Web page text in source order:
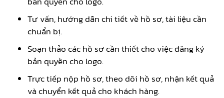
Tư vấn, hướng dẫn chi tiết về hồ sơ, tài liệu cần
chuẩn bị.
Soạn thảo các hồ sơ cần thiết cho việc đăng ký
bản quyền cho logo.
Trực tiếp nộp hồ sơ, theo dõi hồ sơ, nhận kết quả
và chuyển kết quả cho khách hàng.